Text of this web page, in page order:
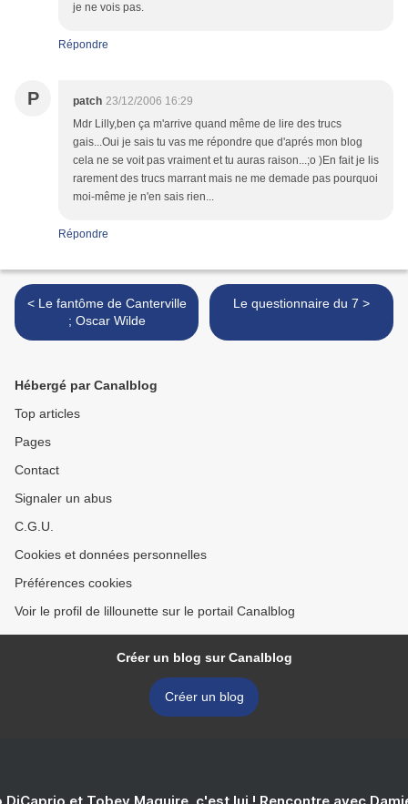
je ne vois pas.
Répondre
P patch 23/12/2006 16:29
Mdr Lilly,ben ça m'arrive quand même de lire des trucs
gais...Oui je sais tu vas me répondre que d'aprés mon blog
cela ne se voit pas vraiment et tu auras raison...;o )En fait je lis
rarement des trucs marrant mais ne me demade pas pourquoi
moi-même je n'en sais rien...
Répondre
< Le fantôme de Canterville
; Oscar Wilde
Le questionnaire du 7 >
Hébergé par Canalblog
Top articles
Pages
Contact
Signaler un abus
C.G.U.
Cookies et données personnelles
Préférences cookies
Voir le profil de lillounette sur le portail Canalblog
Créer un blog sur Canalblog
Créer un blog